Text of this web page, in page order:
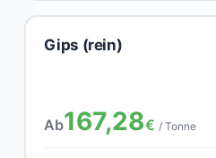
Gips (rein)
Ab167,28€ / Tonne